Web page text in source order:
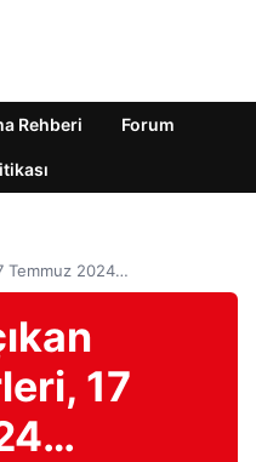
Rehberi Forum
Temmuz 2024…
17